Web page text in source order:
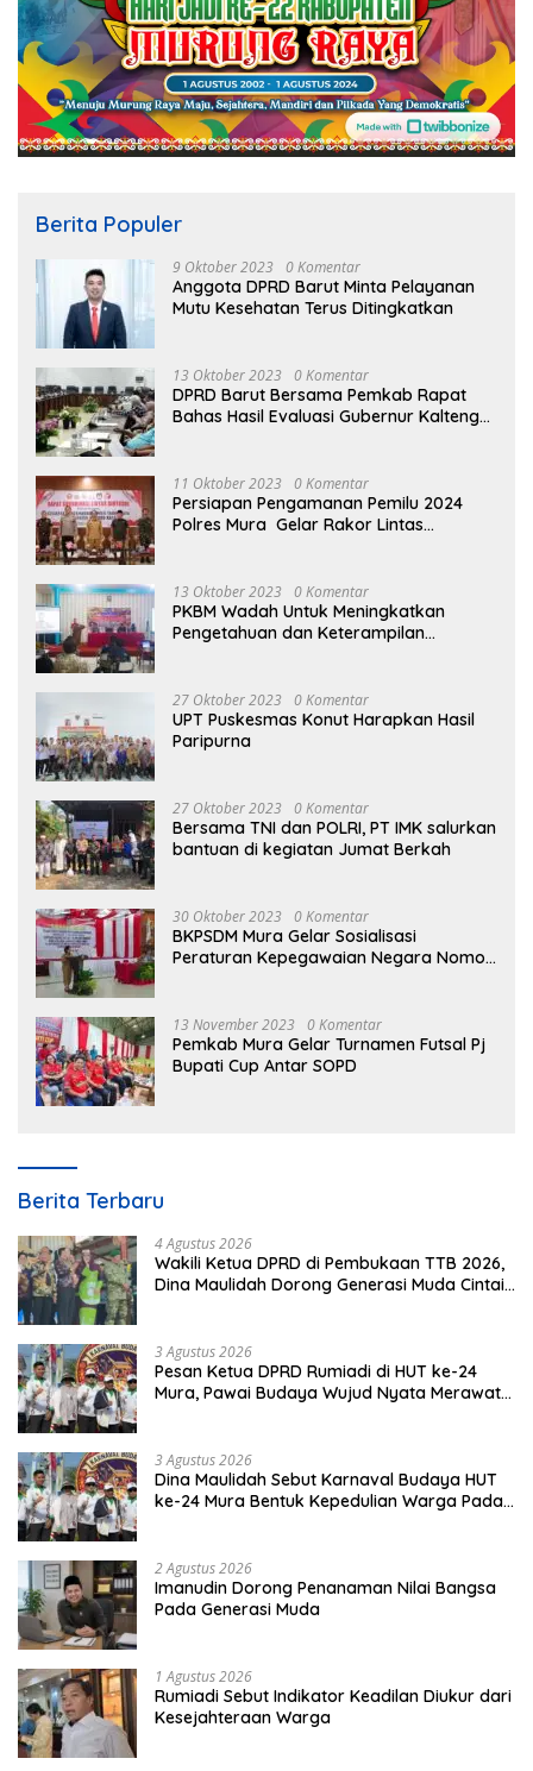
Berita Populer
9 Oktober 2023 0 Komentar
Anggota DPRD Barut Minta Pelayanan
Mutu Kesehatan Terus Ditingkatkan
13 Oktober 2023 0 Komentar
DPRD Barut Bersama Pemkab Rapat
Bahas Hasil Evaluasi Gubernur Kalteng
11 Oktober 2023 0 Komentar
Persiapan Pengamanan Pemilu 2024
Polres Mura Gelar Rakor Lintas
13 Oktober 2023 0 Komentar
PKBM Wadah Untuk Meningkatkan
Pengetahuan dan Keterampilan
27 Oktober 2023 0 Komentar
UPT Puskesmas Konut Harapkan Hasil
Paripurna
27 Oktober 2023 0 Komentar
Bersama TNI dan POLRI, PT IMK salurkan
bantuan di kegiatan Jumat Berkah
30 Oktober 2023 0 Komentar
BKPSDM Mura Gelar Sosialisasi
Peraturan Kepegawaian Negara Nomor
13 November 2023 0 Komentar
Pemkab Mura Gelar Turnamen Futsal Pj
Bupati Cup Antar SOPD
Berita Terbaru
4 Agustus 2026
Wakili Ketua DPRD di Pembukaan TTB 2026,
Dina Maulidah Dorong Generasi Muda Cintai
3 Agustus 2026
Pesan Ketua DPRD Rumiadi di HUT ke-24
Mura, Pawai Budaya Wujud Nyata Merawat
3 Agustus 2026
Dina Maulidah Sebut Karnaval Budaya HUT
ke-24 Mura Bentuk Kepedulian Warga Pada
2 Agustus 2026
Imanudin Dorong Penanaman Nilai Bangsa
Pada Generasi Muda
1 Agustus 2026
Rumiadi Sebut Indikator Keadilan Diukur dari
Kesejahteraan Warga